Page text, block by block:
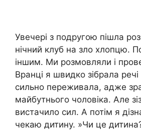
Увечері з подругою пішла
нічний клуб на зло хлопцю.
іншим. Ми розмовляли і
Вранці я швидко зібрала
сильно переживала, адже
майбутнього чоловіка. Але
вистачило сил. А потім я
чекаю дитину. »Чи це